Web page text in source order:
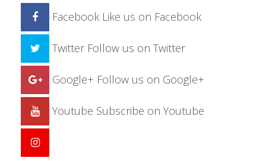
Facebook Like us on Facebook
Twitter Follow us on Twitter
Google+ Follow us on Google+
Youtube Subscribe on Youtube